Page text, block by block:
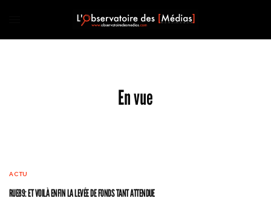
En vue
ACTU
RUE89: ET VOILÀ ENFIN LA LEVÉE DE FONDS TANT ATTENDUE